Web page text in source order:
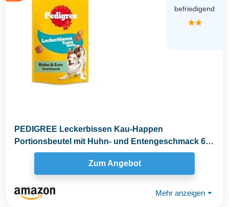
befriedigend
★★
PEDIGREE Leckerbissen Kau-Happen
Portionsbeutel mit Huhn- und Entengeschmack 6 x
Zum Angebot
Mehr anzeigen ⏷